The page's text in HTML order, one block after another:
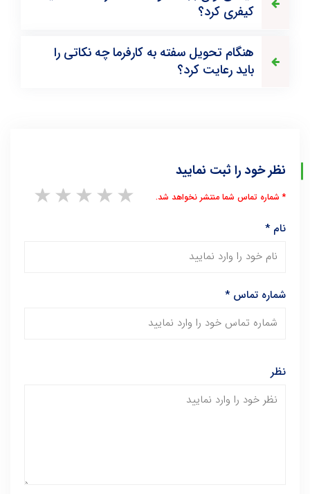
کیفری کرد؟
هنگام تحویل سفته به کارفرما چه نکاتی را
باید رعایت کرد؟
نظر خود را ثبت نمایید
5 stars
4 stars
3 stars
2 stars * شماره تماس شما منتشر نخواهد شد.
نام*
شماره تماس*
نظر